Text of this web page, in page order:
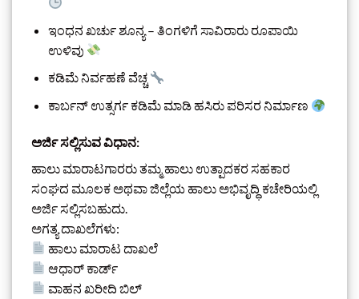
ಇಂಧನ ಖರ್ಚು ಶೂನ್ಯ – ತಿಂಗಳಿಗೆ ಸಾವಿರಾರು ರೂಪಾಯಿ
ಉಳಿವು
ಕಡಿಮೆ ನಿರ್ವಹಣೆ ವೆಚ್ಚ
ಕಾರ್ಬನ್ ಉತ್ಸರ್ಗ ಕಡಿಮೆ ಮಾಡಿ ಹಸಿರು ಪರಿಸರ ನಿರ್ಮಾಣ
ಅರ್ಜಿ ಸಲ್ಲಿಸುವ ವಿಧಾನ:
ಹಾಲು ಮಾರಾಟಗಾರರು ತಮ್ಮ ಹಾಲು ಉತ್ಪಾದಕರ ಸಹಕಾರ
ಸಂಘದ ಮೂಲಕ ಅಥವಾ ಜಿಲ್ಲೆಯ ಹಾಲು ಅಭಿವೃದ್ಧಿ ಕಚೇರಿಯಲ್ಲಿ
ಅರ್ಜಿ ಸಲ್ಲಿಸಬಹುದು.
ಅಗತ್ಯ ದಾಖಲೆಗಳು:
ಹಾಲು ಮಾರಾಟ ದಾಖಲೆ
ಆಧಾರ್ ಕಾರ್ಡ್
ವಾಹನ ಖರೀದಿ ಬಿಲ್